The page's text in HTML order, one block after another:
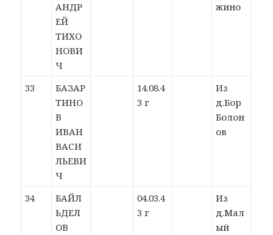
АНДР
ЕЙ
ТИХО
НОВИ
Ч
жино
33
БАЗАР
ТИНО
В
ИВАН
ВАСИ
ЛЬЕВИ
Ч
14.08.4
3 г
Из
д.Бор
Болон
ов
34
БАЙЛ
ЬДЕЛ
ОВ
04.03.4
3 г
Из
д.Мал
ый